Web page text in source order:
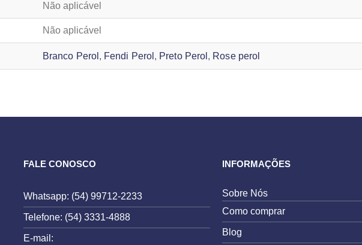
Não aplicável
Não aplicável
Branco Perol , Fendi Perol , Preto Perol , Rose perol
FALE CONOSCO
Whatsapp: (54) 99712-2233
Telefone: (54) 3331-4888
E-mail:
INFORMAÇÕES
Sobre Nós
Como comprar
Blog